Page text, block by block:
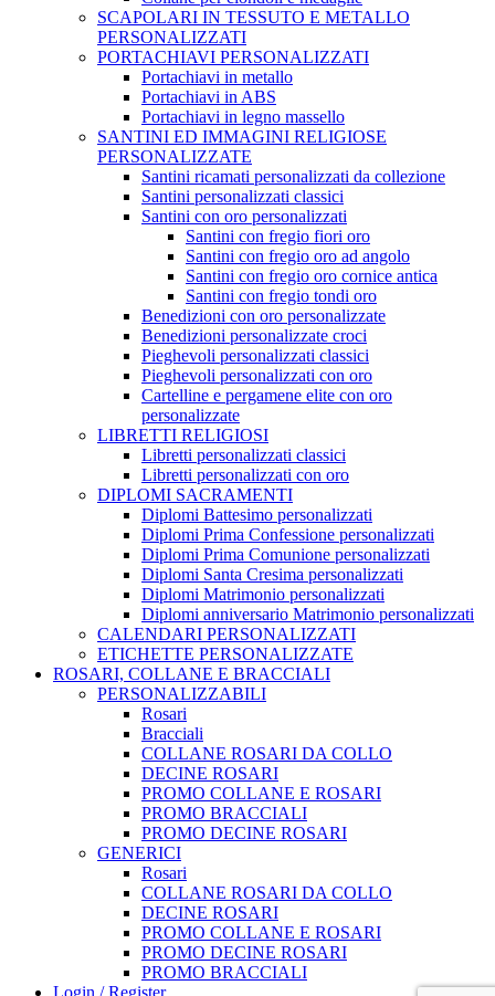
SCAPOLARI IN TESSUTO E METALLO
PERSONALIZZATI
PORTACHIAVI PERSONALIZZATI
Portachiavi in metallo
Portachiavi in ABS
Portachiavi in legno massello
SANTINI ED IMMAGINI RELIGIOSE
PERSONALIZZATE
Santini ricamati personalizzati da collezione
Santini personalizzati classici
Santini con oro personalizzati
Santini con fregio fiori oro
Santini con fregio oro ad angolo
Santini con fregio oro cornice antica
Santini con fregio tondi oro
Benedizioni con oro personalizzate
Benedizioni personalizzate croci
Pieghevoli personalizzati classici
Pieghevoli personalizzati con oro
Cartelline e pergamene elite con oro
personalizzate
LIBRETTI RELIGIOSI
Libretti personalizzati classici
Libretti personalizzati con oro
DIPLOMI SACRAMENTI
Diplomi Battesimo personalizzati
Diplomi Prima Confessione personalizzati
Diplomi Prima Comunione personalizzati
Diplomi Santa Cresima personalizzati
Diplomi Matrimonio personalizzati
Diplomi anniversario Matrimonio personalizzati
CALENDARI PERSONALIZZATI
ETICHETTE PERSONALIZZATE
ROSARI, COLLANE E BRACCIALI
PERSONALIZZABILI
Rosari
Bracciali
COLLANE ROSARI DA COLLO
DECINE ROSARI
PROMO COLLANE E ROSARI
PROMO BRACCIALI
PROMO DECINE ROSARI
GENERICI
Rosari
COLLANE ROSARI DA COLLO
DECINE ROSARI
PROMO COLLANE E ROSARI
PROMO DECINE ROSARI
PROMO BRACCIALI